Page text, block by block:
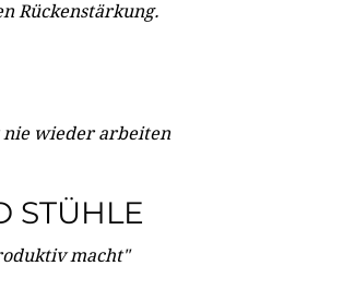
Rückenstärkung.
nie wieder arbeiten
STÜHLE
macht"